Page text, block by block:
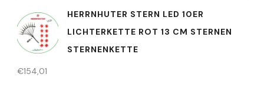
HERRNHUTER STERN LED 10ER
LICHTERKETTE ROT 13 CM STERNEN
STERNENKETTE
€154,01